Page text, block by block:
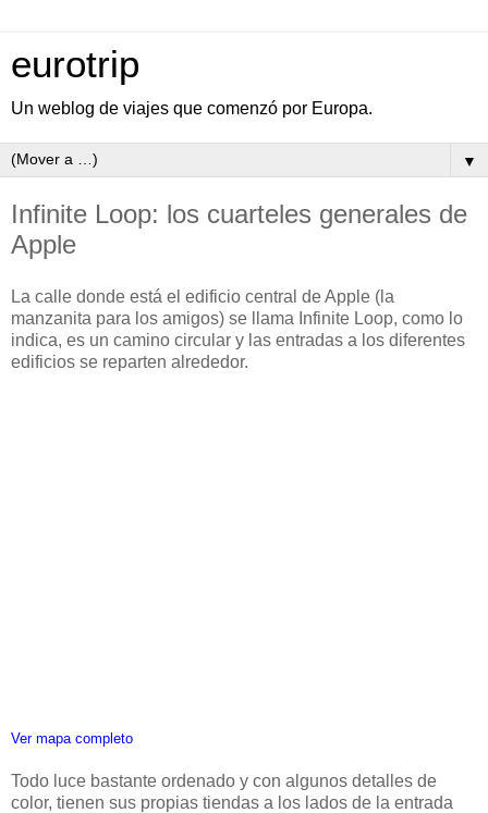
eurotrip
Un weblog de viajes que comenzó por Europa.
▼
Infinite Loop: los cuarteles generales de
Apple
La calle donde está el edificio central de Apple (la
manzanita para los amigos) se llama Infinite Loop, como lo
indica, es un camino circular y las entradas a los diferentes
edificios se reparten alrededor.
Ver mapa completo
Todo luce bastante ordenado y con algunos detalles de
color, tienen sus propias tiendas a los lados de la entrada